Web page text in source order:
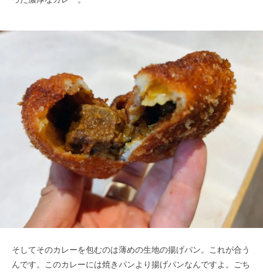
そしてそのカレーを包むのは薄めの生地の揚げパン。これが合う
んです。このカレーには焼きパンより揚げパンなんですよ。ごち